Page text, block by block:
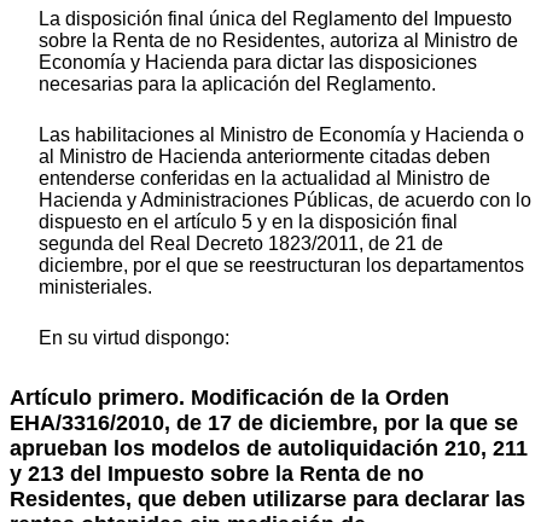
La disposición final única del Reglamento del Impuesto
sobre la Renta de no Residentes, autoriza al Ministro de
Economía y Hacienda para dictar las disposiciones
necesarias para la aplicación del Reglamento.
Las habilitaciones al Ministro de Economía y Hacienda o
al Ministro de Hacienda anteriormente citadas deben
entenderse conferidas en la actualidad al Ministro de
Hacienda y Administraciones Públicas, de acuerdo con lo
dispuesto en el artículo 5 y en la disposición final
segunda del Real Decreto 1823/2011, de 21 de
diciembre, por el que se reestructuran los departamentos
ministeriales.
En su virtud dispongo:
Artículo primero. Modificación de la Orden
EHA/3316/2010, de 17 de diciembre, por la que se
aprueban los modelos de autoliquidación 210, 211
y 213 del Impuesto sobre la Renta de no
Residentes, que deben utilizarse para declarar las